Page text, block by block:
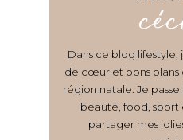
Dans ce blog
de cœur et bons plans
région natale. Je
beauté, food, sport
partager mes